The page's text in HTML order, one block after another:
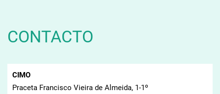
CONTACTO
CIMO
Praceta Francisco Vieira de Almeida, 1-1º